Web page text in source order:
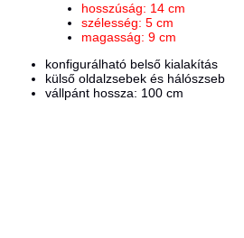
hosszúság: 14 cm
szélesség: 5 cm
magasság: 9 cm
konfigurálható belső kialakítás
külső oldalzsebek és hálószseb
vállpánt hossza: 100 cm